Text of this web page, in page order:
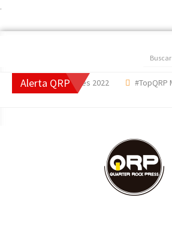
.
Buscar
Alerta QRP
Mejores Canciones 2022 #TopQRP